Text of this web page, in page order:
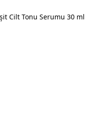
Cilt Tonu Serumu 30 ml